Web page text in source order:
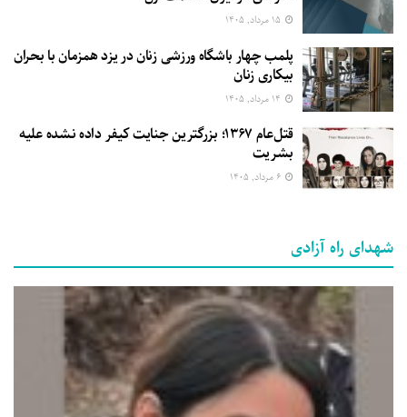
پلمب چهار باشگاه ورزشی زنان در یزد همزمان با بحران
بیکاری زنان
قتل‌عام ۱۳۶۷؛ بزرگترین جنایت کیفر داده نشده علیه
بشریت
شهدای راه آزادی